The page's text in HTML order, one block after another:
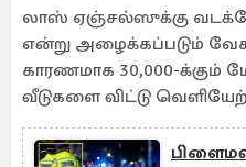
லாஸ் ஏஞ்சல்ஸுக்கு வடக்கே,
என்று அழைக்கப்படும்
காரணமாக 30,000-க்கும்
வீடுகளை விட்டு